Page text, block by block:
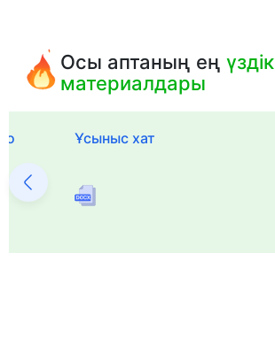
Осы аптаның еңүздік
материалдары
Ұсыныс хат